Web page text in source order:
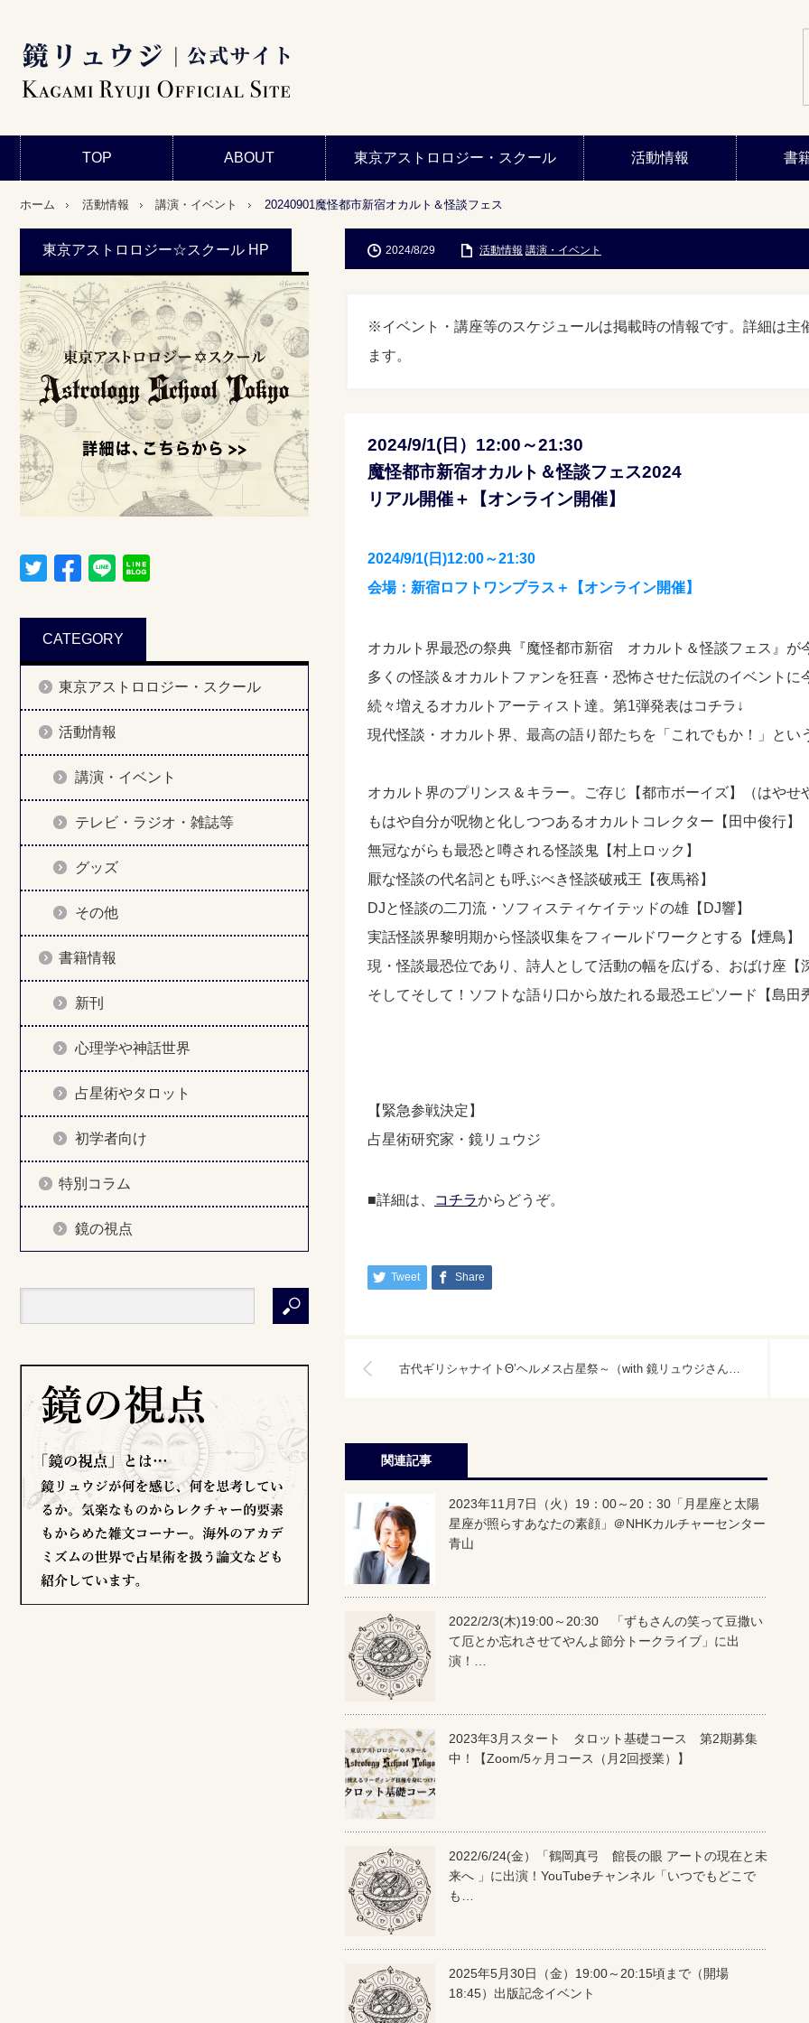
TOP ABOUT 東京アストロロジー・スクール 活動情報 書
ホーム 活動情報 講演・イベント 20240901魔怪都市新宿オカルト＆怪談フェス
2024/8/29 活動情報 講演・イベント
※イベント・講座等のスケジュールは掲載時の情報です。詳細は
ます。
2024/9/1(日）12:00～21:30
魔怪都市新宿オカルト＆怪談フェス2024
リアル開催＋【オンライン開催】
2024/9/1(日)12:00～21:30
会場：新宿ロフトワンプラス＋【オンライン開催】
オカルト界最恐の祭典『魔怪都市新宿 オカルト＆怪談フェス』が
多くの怪談＆オカルトファンを狂喜・恐怖させた伝説のイベントに
続々増えるオカルトアーティスト達。第1弾発表はコチラ↓
現代怪談・オカルト界、最高の語り部たちを「これでもか！」とい
オカルト界のプリンス＆キラー。ご存じ【都市ボーイズ】（はやせ
もはや自分が呪物と化しつつあるオカルトコレクター【田中俊行】
無冠ながらも最恐と噂される怪談鬼【村上ロック】
厭な怪談の代名詞とも呼ぶべき怪談破戒王【夜馬裕】
DJと怪談の二刀流・ソフィスティケイテッドの雄【DJ響】
実話怪談界黎明期から怪談収集をフィールドワークとする【煙鳥】
現・怪談最恐位であり、詩人として活動の幅を広げる、おばけ座【
そしてそして！ソフトな語り口から放たれる最恐エピソード【島田
【緊急参戦決定】
占星術研究家・鏡リュウジ
■詳細は、 コチラからどうぞ。
Tweet Share
古代ギリシャナイトΘ’ヘルメス占星祭～（with 鏡リュウジさん） 古代の星々の下で、いにしえの”術”を見よう！
関連記事
2023年11月7日（火）19：00～20：30「月星座と太陽
星座が照らすあなたの素顔」＠NHKカルチャーセンター
青山
2022/2/3(木)19:00～20:30 「ずもさんの笑って豆撒い
て厄とか忘れさせてやんよ節分トークライブ」に出
演！…
2023年3月スタート タロット基礎コース 第2期募集
中！【Zoom/5ヶ月コース（月2回授業）】
2022/6/24(金）「鶴岡真弓 館長の眼 アートの現在と未
来へ 」に出演！YouTubeチャンネル「いつでもどこで
も…
2025年5月30日（金）19:00～20:15頃まで（開場
18:45）出版記念イベント
東京アストロロジー☆スクール HP
CATEGORY
東京アストロロジー・スクール
活動情報
講演・イベント
テレビ・ラジオ・雑誌等
グッズ
その他
書籍情報
新刊
心理学や神話世界
占星術やタロット
初学者向け
特別コラム
鏡の視点